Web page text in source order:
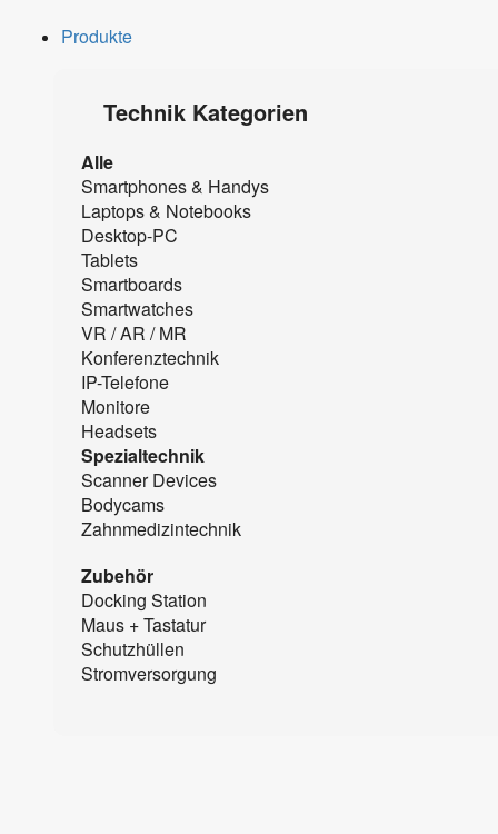
Produkte
Technik Kategorien
Alle
Smartphones & Handys
Laptops & Notebooks
Desktop-PC
Tablets
Smartboards
Smartwatches
VR / AR / MR
Konferenztechnik
IP-Telefone
Monitore
Headsets
Spezialtechnik
Scanner Devices
Bodycams
Zahnmedizintechnik
Zubehör
Docking Station
Maus + Tastatur
Schutzhüllen
Stromversorgung